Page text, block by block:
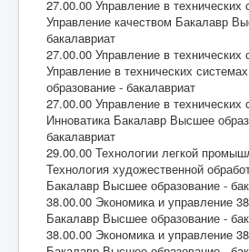
27.00.00 Управление в технических
Управление качеством Бакалавр
бакалавриат
27.00.00 Управление в технических
Управление в технических
образование - бакалавриат
27.00.00 Управление в технических
Инноватика Бакалавр Высшее
бакалавриат
29.00.00 Технологии легкой
Технология художественной
Бакалавр Высшее образование -
38.00.00 Экономика и управление
Бакалавр Высшее образование -
38.00.00 Экономика и управление